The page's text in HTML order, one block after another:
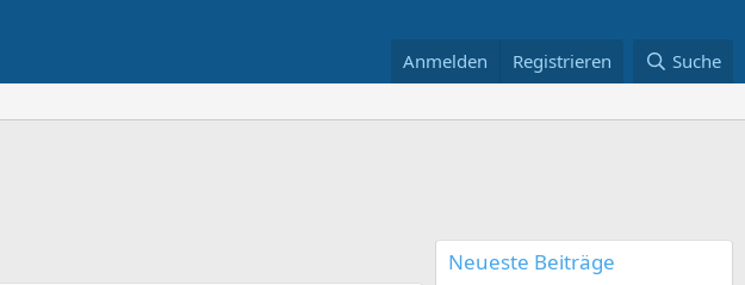
Anmelden Registrieren Suche
Neueste Beiträge